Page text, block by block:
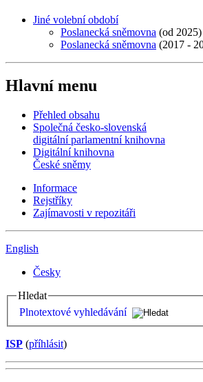
Jiné volební období
Poslanecká sněmovna (od 2025)
Poslanecká sněmovna (2017 -
Hlavní menu
Přehled obsahu
Společná česko-slovenská
digitální parlamentní knihovna
Digitální knihovna
České sněmy
Informace
Rejstříky
Zajímavosti v repozitáři
English
Česky
Hledat
Plnotextové vyhledávání
ISP (příhlásit)